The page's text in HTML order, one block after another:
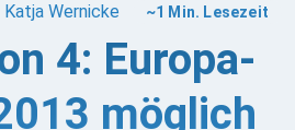
Katja Wernicke ~1 Min. Lesezeit
4: Europa-
möglich